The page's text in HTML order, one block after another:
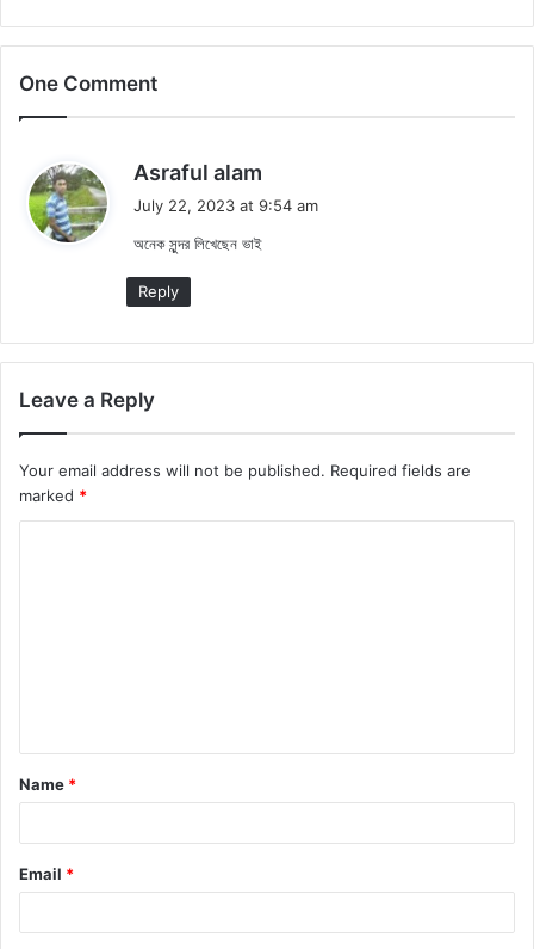
One Comment
Asraful alam
July 22, 2023 at 9:54 am
অনেক সুন্দর লিখেছেন ভাই
Reply
Leave a Reply
Your email address will not be published. Required fields are
marked *
t
*
Name *
Email *